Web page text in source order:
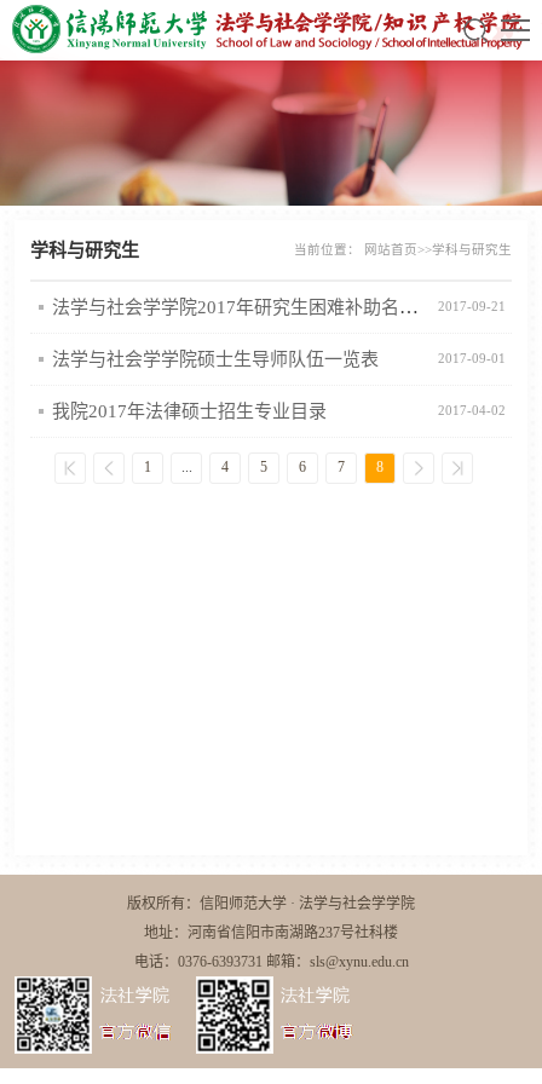
学科与研究生 当前位置： 网站首页 >>学科与研究生
2017-09-21
法学与社会学学院2017年研究生困难补助名单公示
2017-09-01
法学与社会学学院硕士生导师队伍一览表
2017-04-02
我院2017年法律硕士招生专业目录
1 4 5 6 7 8
版权所有：信阳师范大学 · 法学与社会学学院
地址：河南省信阳市南湖路237号社科楼
电话：0376-6393731 邮箱：sls@xynu.edu.cn